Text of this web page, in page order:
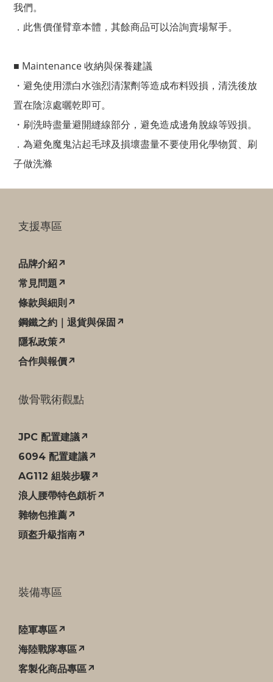
我們。
．此售價僅臂章本體，其餘商品可以洽詢賣場幫手。
■ Maintenance 收納與保養建議
・避免使用漂白水強烈清潔劑等造成布料毀損，清洗後放
置在陰涼處曬乾即可。
・刷洗時盡量避開縫線部分，避免造成邊角脫線等毀損。
．為避免魔鬼沾起毛球及損壞盡量不要使用化學物質、刷
子做洗滌
支援專區
品牌介紹↗
常見問題↗
條款與細則↗
鋼鐵之約｜退貨與保固↗
隱私政策↗
合作與報價↗
傲骨戰術觀點
JPC 配置建議↗
6094 配置建議↗
AG112 組裝步驟↗
浪人腰帶特色頗析↗
雜物包推薦↗
頭盔升級指南↗
裝備專區
陸軍專區↗
海陸戰隊專區↗
客製化商品專區↗